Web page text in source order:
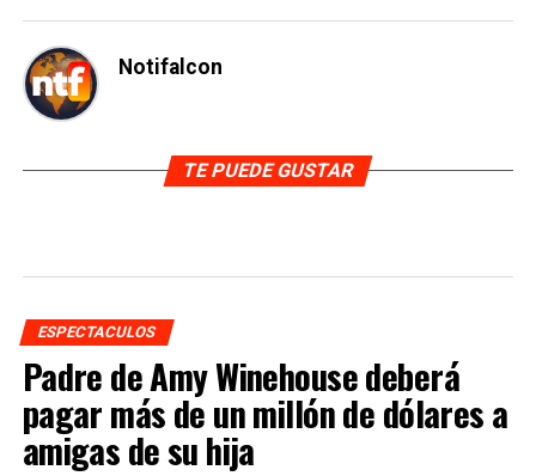
Notifalcon
TE PUEDE GUSTAR
ESPECTACULOS
Padre de Amy Winehouse deberá
pagar más de un millón de dólares a
amigas de su hija